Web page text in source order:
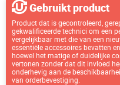
Gebruikt product
Product dat is gecontroleerd,
gekwalificeerde technici om een
vergelijkbaar met die van een
essentiële accessoires bevatten
hoewel het matige of duidelijke
vertonen zonder dat dit invloed
onderhevig aan de
van orderbevestiging.